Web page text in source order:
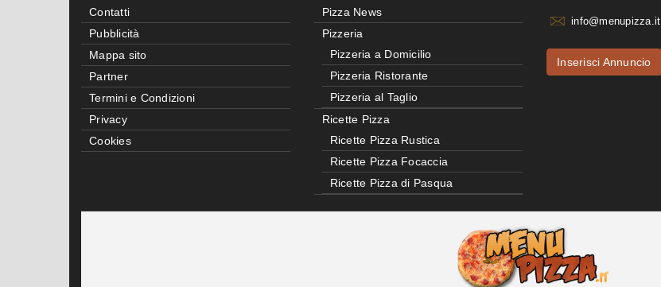
Contatti
Pubblicità
Mappa sito
Partner
Termini e Condizioni
Privacy
Cookies
Pizza News
Pizzeria
Pizzeria a Domicilio
Pizzeria Ristorante
Pizzeria al Taglio
Ricette Pizza
Ricette Pizza Rustica
Ricette Pizza Focaccia
Ricette Pizza di Pasqua
info@menupizza.it
Inserisci Annuncio